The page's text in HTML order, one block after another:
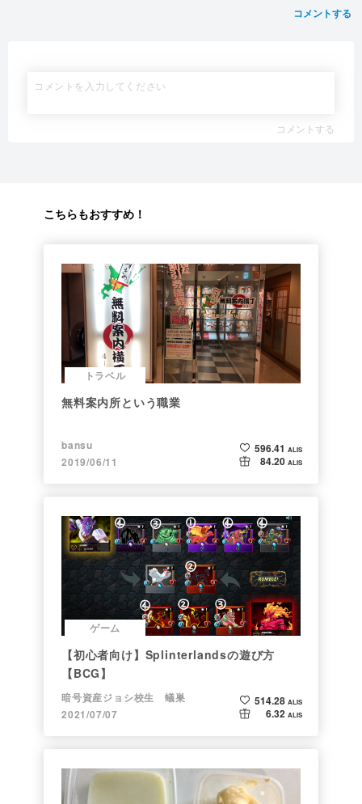
コメントする
コメントする
こちらもおすすめ！
トラベル
無料案内所という職業
bansu
2019/06/11
596.41 ALIS
84.20 ALIS
ゲーム
【初心者向け】Splinterlandsの遊び方
【BCG】
暗号資産ジョシ校生 蟻巣
2021/07/07
514.28 ALIS
6.32 ALIS